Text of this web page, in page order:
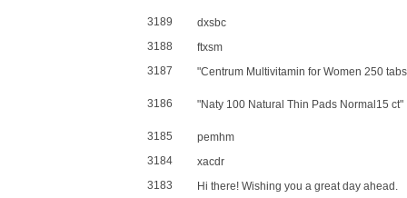
3189
dxsbc
3188
ftxsm
3187
"Centrum Multivitamin for Women 250
3186 "Naty 100 Natural Thin Pads Normal15 ct"
3185
pemhm
3184
xacdr
3183
Hi there! Wishing you a great day ahead.